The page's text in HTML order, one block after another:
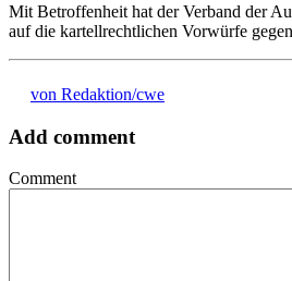
Mit Betroffenheit hat der Verband der
auf die kartellrechtlichen Vorwürfe
von Redaktion/cwe
Add comment
Comment